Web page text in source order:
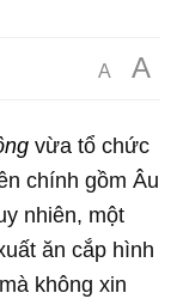
A A
vừa tổ chức
chính gồm Âu
nhiên, một
ăn cắp hình
không xin